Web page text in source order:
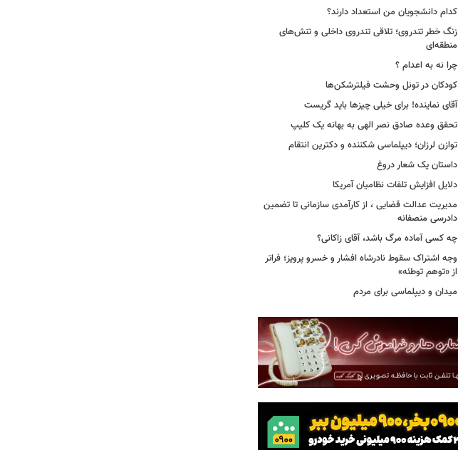
کدام دانشجویان من استعداد دارند؟
زنگ خطر تندروی؛ تلاقی تندروی داخلی و تنش‌های
منطقه‌ای
چرا نه به اعدام ؟
کودکان در تونل وحشت فیلترشکن‌ها
آقای نماینده! برای خیلی چیزها باید گریست
تحقق وعده صادق نصر الهی به بهانه یک کلیپ
توازن لرزان؛ دیپلماسی شکننده و دکترین انتقام
داستان یک شعار دروغ
دلایل افزایش تلفات نظامیان آمریکا
مدیریت عدالت قضایی ، از کارآمدی سازمانی تا تضمین
دادرسی منصفانه
چه کسی آماده مرگ باشد، آقای زاکانی؟
وجه اشتراک سقوط نادرشاه افشار و خسرو پرویز؛ فراتر
از «توهم توطئه»
میدان و دیپلماسی برای مردم